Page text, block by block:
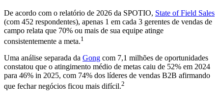
De acordo com o relatório de 2026 da SPOTIO, State of Field Sales
(com 452 respondentes), apenas 1 em cada 3 gerentes de vendas de
campo relata que 70% ou mais de sua equipe atinge
consistentemente a meta.1
Uma análise separada da Gong com 7,1 milhões de oportunidades
constatou que o atingimento médio de metas caiu de 52% em 2024
para 46% in 2025, com 74% dos líderes de vendas B2B afirmando
que fechar negócios ficou mais difícil.2